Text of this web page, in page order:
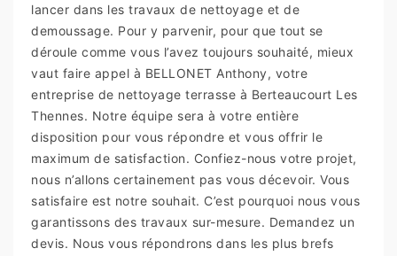
lancer dans les travaux de nettoyage et de
demoussage. Pour y parvenir, pour que tout se
déroule comme vous l’avez toujours souhaité, mieux
vaut faire appel à BELLONET Anthony, votre
entreprise de nettoyage terrasse à Berteaucourt Les
Thennes. Notre équipe sera à votre entière
disposition pour vous répondre et vous offrir le
maximum de satisfaction. Confiez-nous votre projet,
nous n’allons certainement pas vous décevoir. Vous
satisfaire est notre souhait. C’est pourquoi nous vous
garantissons des travaux sur-mesure. Demandez un
devis. Nous vous répondrons dans les plus brefs